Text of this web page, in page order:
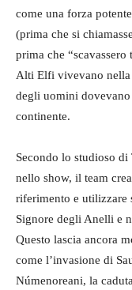
come una forza
(prima che si
prima che
Alti Elfi vivevano nella
degli uomini dovevano
continente.
Secondo lo studioso
nello show, il team
riferimento e utilizzare
Signore degli Anelli e
Questo lascia ancora
come l’invasione di
Númenoreani, la